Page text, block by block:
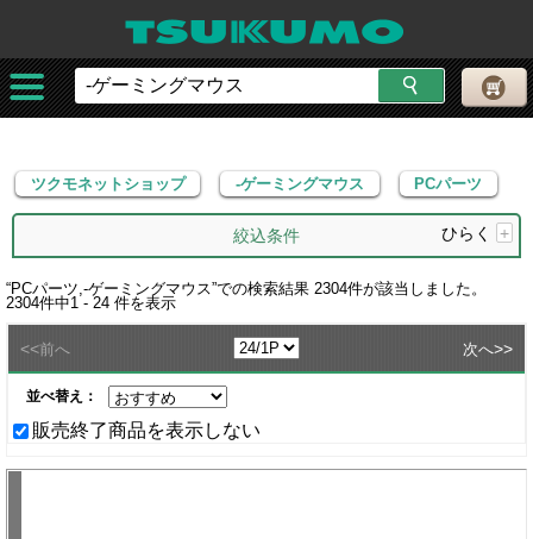
ツクモネットショップ -ゲーミングマウス PCパーツ
ツクモネットショップ -ゲーミングマウス PCパーツ
絞込条件 ひらく +
“PCパーツ,-ゲーミングマウス”での検索結果 2304件が該当しました。
2304件中1 - 24 件を表示
<<前へ 次へ>>
並べ替え：
販売終了商品を表示しない